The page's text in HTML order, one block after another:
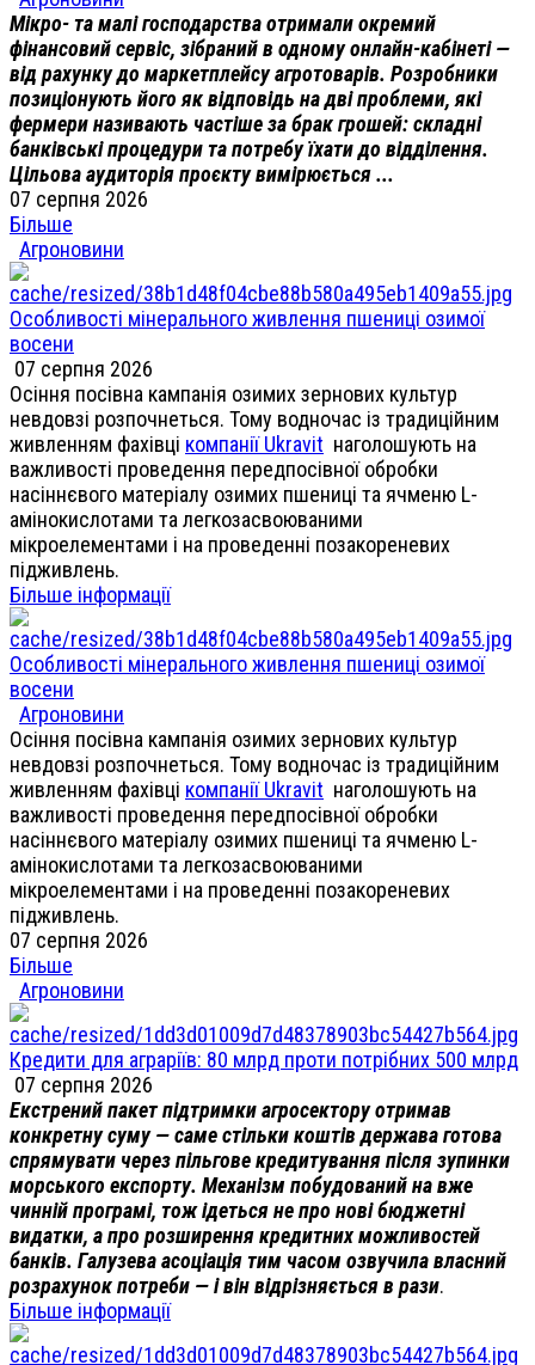
Мікро- та малі господарства отримали окремий
фінансовий сервіс, зібраний в одному онлайн-кабінеті —
від рахунку до маркетплейсу агротоварів. Розробники
позиціонують його як відповідь на дві проблеми, які
фермери називають частіше за брак грошей: складні
банківські процедури та потребу їхати до відділення.
Цільова аудиторія проєкту вимірюється ...
07 серпня 2026
Більше
Агроновини
Особливості мінерального живлення пшениці озимої
восени
07 серпня 2026
Осіння посівна кампанія озимих зернових культур
невдовзі розпочнеться. Тому водночас із традиційним
живленням фахівці компанії Ukravit наголошують на
важливості проведення передпосівної обробки
насіннєвого матеріалу озимих пшениці та ячменю L-
амінокислотами та легкозасвоюваними
мікроелементами і на проведенні позакореневих
підживлень.
Більше інформації
Особливості мінерального живлення пшениці озимої
восени
Агроновини
Осіння посівна кампанія озимих зернових культур
невдовзі розпочнеться. Тому водночас із традиційним
живленням фахівці компанії Ukravit наголошують на
важливості проведення передпосівної обробки
насіннєвого матеріалу озимих пшениці та ячменю L-
амінокислотами та легкозасвоюваними
мікроелементами і на проведенні позакореневих
підживлень.
07 серпня 2026
Більше
Агроновини
Кредити для аграріїв: 80 млрд проти потрібних 500 млрд
07 серпня 2026
Екстрений пакет підтримки агросектору отримав
конкретну суму — саме стільки коштів держава готова
спрямувати через пільгове кредитування після зупинки
морського експорту. Механізм побудований на вже
чинній програмі, тож ідеться не про нові бюджетні
видатки, а про розширення кредитних можливостей
банків. Галузева асоціація тим часом озвучила власний
розрахунок потреби — і він відрізняється в рази.
Більше інформації